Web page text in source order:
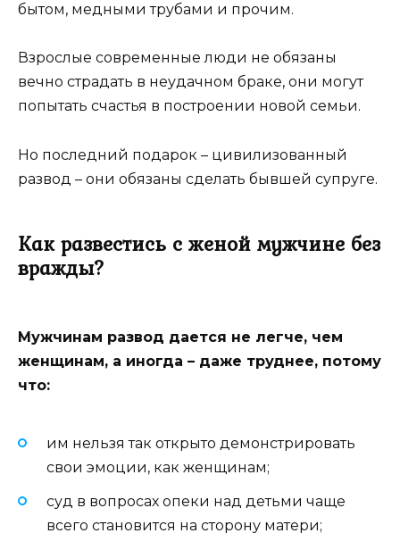
бытом, медными трубами и прочим.
Взрослые современные люди не обязаны
вечно страдать в неудачном браке, они могут
попытать счастья в построении новой семьи.
Но последний подарок – цивилизованный
развод – они обязаны сделать бывшей супруге.
Как развестись с женой мужчине без
вражды?
Мужчинам развод дается не легче, чем
женщинам, а иногда – даже труднее, потому
что:
им нельзя так открыто демонстрировать
свои эмоции, как женщинам;
суд в вопросах опеки над детьми чаще
всего становится на сторону матери;